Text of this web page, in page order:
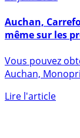
29 juin 2026
même sur les
possible !
Vous pouvez
Auchan,